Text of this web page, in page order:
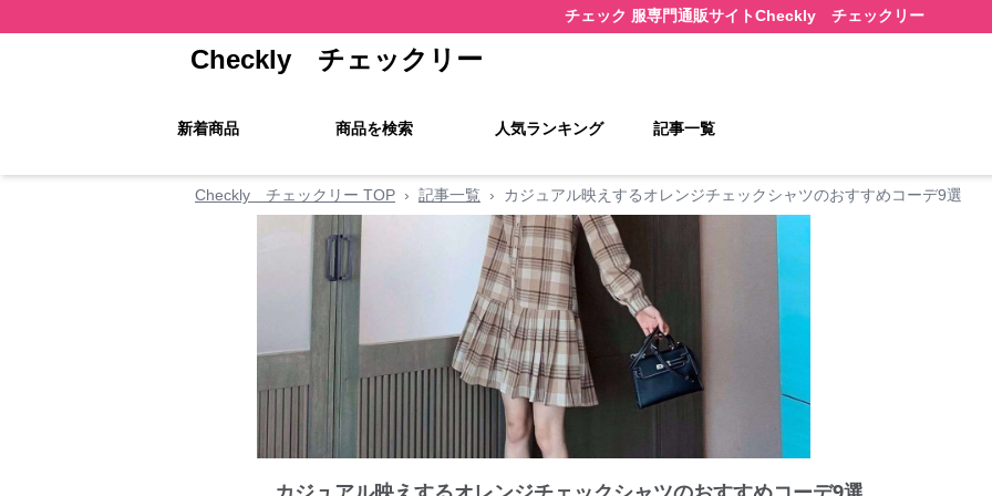
チェック 服専門通販サイトCheckly チェックリー
Checkly チェックリー
新着商品 商品を検索 人気ランキング 記事一覧
Checkly チェックリー TOP › 記事一覧 › カジュアル映えするオレンジチェックシャツのおすすめコーデ9選